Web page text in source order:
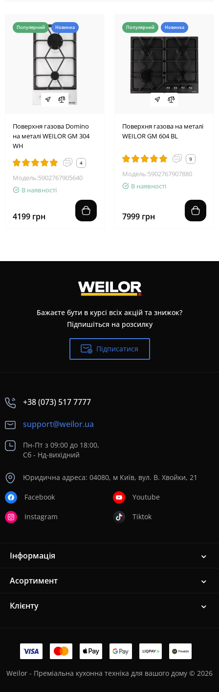
Популярний Новинка
Поверхня газова Domino
на металі WEILOR GM 304
WH
4
Модель:5902767905640
В наявності
4199 грн
Популярний Новинка
Поверхня газова на металі
WEILOR GM 604 BL
9
Модель:5902767907880
В наявності
7999 грн
Бажаєте бути в курсі всіх акцій та знижок?
Підпишіться на розсилку
Підписатися
+38 (073) 517 7777
support@weilor.ua
Пн-Пт з 09:00 до 18:00,
Сб - Нд-вихідний
Юридична адреса: 04080, м Київ, вул. В. Хвойки, 21
Facebook
Instagram
Youtube
Tiktok
Інформація
Асортимент
Клієнту
Weilor - Преміальна кухонна техніка для вашого дому © 2026